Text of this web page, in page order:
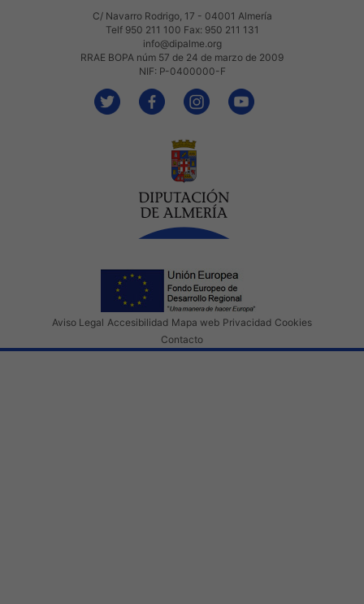
C/ Navarro Rodrigo, 17 - 04001 Almería
Telf 950 211 100 Fax: 950 211 131
info@dipalme.org
RRAE BOPA núm 57 de 24 de marzo de 2009
NIF: P-0400000-F
Aviso Legal Accesibilidad Mapa web Privacidad Cookies
Contacto